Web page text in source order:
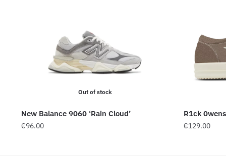
Out of stock
New Balance 9060 ‘Rain Cloud’
€96.00
R1ck
€129.00